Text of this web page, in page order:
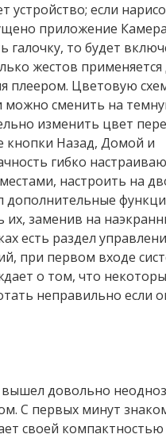
устройство; если
приложение
галочку, то будет
жестов применяется
плеером. Цветовую
можно сменить на
изменить цвет
кнопки Назад, Домой и
гибко
настроить на
дополнительные
их, заменив на
есть раздел
при первом входе
о том, что
неправильно если
вышел довольно
С первых минут
своей компактностью